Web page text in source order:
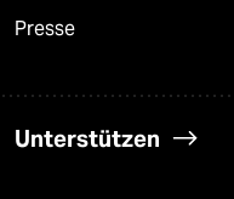
Presse
Unterstützen